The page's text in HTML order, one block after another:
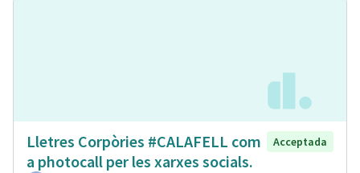
Lletres Corpòries #CALAFELL com
a photocall per les xarxes socials.
Acceptada